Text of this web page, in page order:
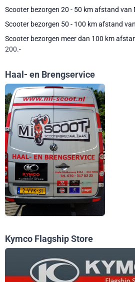
Scooter bezorgen 20 - 50 km afstand van
Scooter bezorgen 50 - 100 km afstand
Scooter bezorgen meer dan 100 km
200.-
Haal- en Brengservice
Kymco Flagship Store